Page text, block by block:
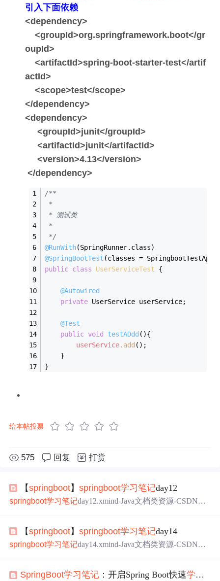
引入下面依赖
<dependency>
<groupId>org.springframework.boot</gr
oupId>
<artifactId>spring-boot-starter-test</artif
actId>
<scope>test</scope>
</dependency>
<dependency>
<groupId>junit</groupId>
<artifactId>junit</artifactId>
<version>4.13</version>
</dependency>
/**
*
* 测试类
*
*/
@RunWith(SpringRunner.class)
@SpringBootTest (classes =
public class UserServiceTest {
@Autowired
private UserService userService;
@Test
public void testADdd (){
userService.add ();
    }
}
给本帖投票
575 回复 打赏
【springboot】springboot学习笔记day12
springboot学习笔记day12.xmind-Java文档类资源-CSDN下
【springboot】springboot学习笔记day14
springboot学习笔记day14.xmind-Java文档类资源-CSDN下
SpringBoot学习笔记 ：开启Spring Boot快速学习